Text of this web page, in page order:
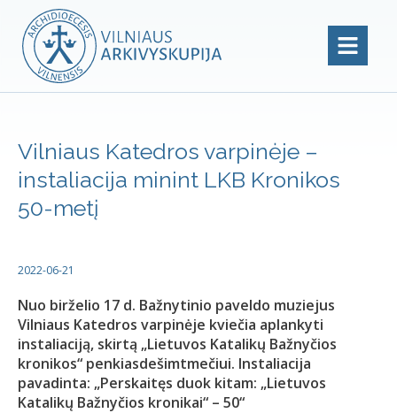
Vilniaus Katedros varpinėje –
instaliacija minint LKB Kronikos
50-metį
2022-06-21
Nuo birželio 17 d. Bažnytinio paveldo muziejus
Vilniaus Katedros varpinėje kviečia aplankyti
instaliaciją, skirtą „Lietuvos Katalikų Bažnyčios
kronikos“ penkiasdešimtmečiui. Instaliacija
pavadinta: „Perskaitęs duok kitam: „Lietuvos
Katalikų Bažnyčios kronikai“ – 50“